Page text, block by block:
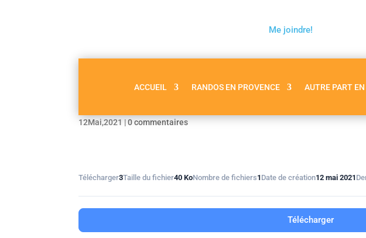
Me joindre!
ACCUEIL RANDOS EN PROVENCE AUTRE PART
12Mai,2021 |0 commentaires
Télécharger3Taille du fichier40 KoNombre de fichiers1 Date de création12 mai 2021
Télécharger